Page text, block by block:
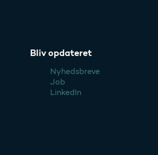
Bliv opdateret
Nyhedsbreve
Job
LinkedIn